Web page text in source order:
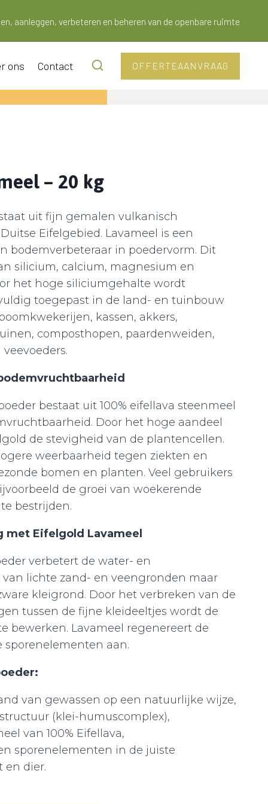
aanleggen, verbeteren en beheren van de openbare ruimte
ons Contact OFFERTEAANVRAAG
– 20 kg
uit fijn gemalen vulkanisch
Eifelgebied. Lavameel is een
bodemverbeteraar in poedervorm. Dit
silicium, calcium, magnesium en
het hoge siliciumgehalte wordt
toegepast in de land- en tuinbouw
kassen, akkers,
composthopen, paardenweiden,
bestaat uit 100% eifellava steenmeel
Door het hoge aandeel
de stevigheid van de plantencellen.
weerbaarheid tegen ziekten en
bomen en planten. Veel gebruikers
de groei van woekerende
bestrijden.
Eifelgold Lavameel
verbetert de water- en
lichte zand- en veengronden maar
kleigrond. Door het verbreken van de
tussen de fijne kleideeltjes wordt de
bewerken. Lavameel regenereert de
aan.
van gewassen op een natuurlijke wijze,
(klei-humuscomplex),
van 100% Eifellava,
sporenelementen in de juiste
en dier.